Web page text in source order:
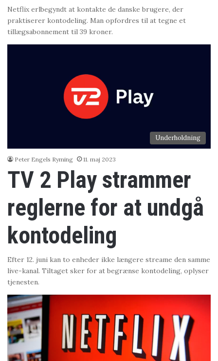
Netflix erlbegyndt at kontakte de danske brugere, der
praktiserer kontodeling. Man opfordres til at tegne et
tillægsabonnement til 39 kroner.
Underholdning
Peter Engels Ryming 11. maj 2023
TV 2 Play strammer
reglerne for at undgå
kontodeling
Efter 12. juni kan to enheder ikke længere streame den samme
live-kanal. Tiltaget sker for at begrænse kontodeling, oplyser
tjenesten.